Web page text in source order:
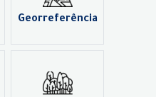
Georreferência